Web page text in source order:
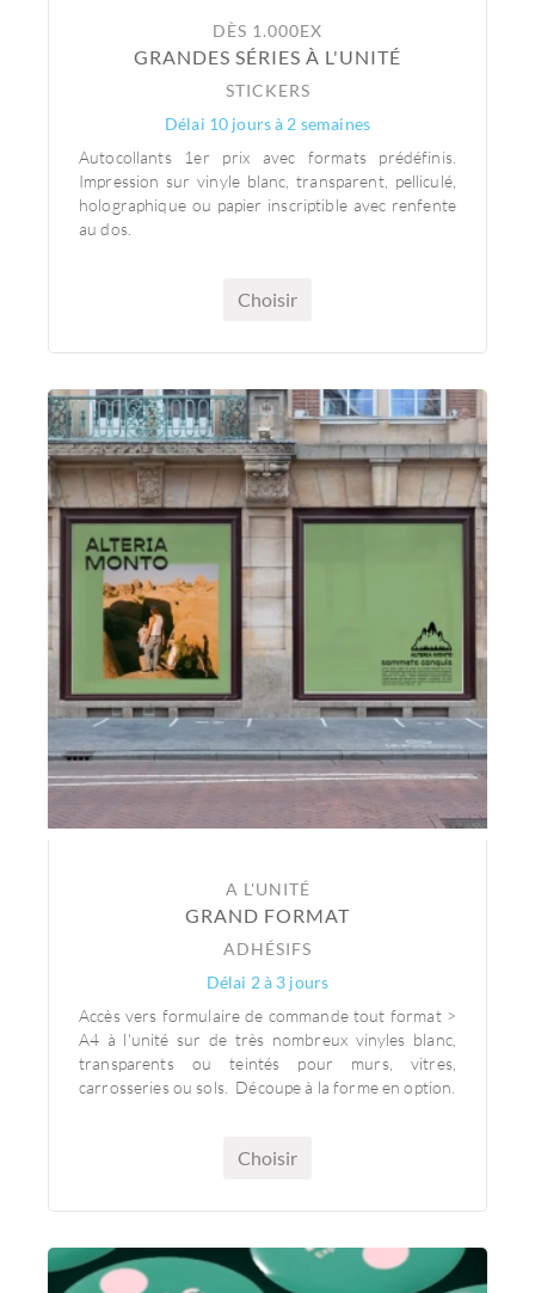
DÈS 1.000EX
GRANDES SÉRIES À L'UNITÉ
STICKERS
Délai 10 jours à 2 semaines
Autocollants 1er prix avec formats prédéfinis.
Impression sur vinyle blanc, transparent, pelliculé,
holographique ou papier inscriptible avec renfente
au dos.
Choisir
A L'UNITÉ
GRAND FORMAT
ADHÉSIFS
Délai 2 à 3 jours
Accès vers formulaire de commande tout format >
A4 à l'unité sur de très nombreux vinyles blanc,
transparents ou teintés pour murs, vitres,
carrosseries ou sols. Découpe à la forme en option.
Choisir